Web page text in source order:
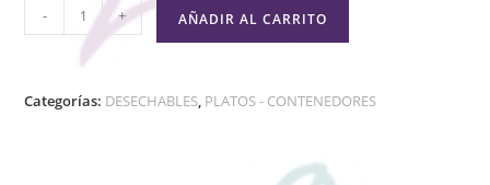
- + AÑADIR AL CARRITO
Categorías: DESECHABLES, PLATOS - CONTENEDORES